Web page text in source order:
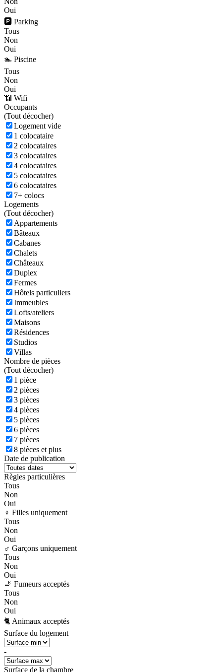
Oui
🅿️ Parking
Tous
Non
Oui
🏊 Piscine
Tous
Non
Oui
📶 Wifi
Occupants
(Tout décocher)
Logement vide
1 colocataire
2 colocataires
3 colocataires
4 colocataires
5 colocataires
6 colocataires
7+ colocs
Logements
(Tout décocher)
Appartements
Bâteaux
Cabanes
Chalets
Châteaux
Duplex
Fermes
Hôtels particuliers
Immeubles
Lofts/ateliers
Maisons
Résidences
Studios
Villas
Nombre de pièces
(Tout décocher)
1 pièce
2 pièces
3 pièces
4 pièces
5 pièces
6 pièces
7 pièces
8 pièces et plus
Date de publication
Règles particulières
Tous
Non
Oui
♀️ Filles uniquement
Tous
Non
Oui
♂️ Garçons uniquement
Tous
Non
Oui
🚬 Fumeurs acceptés
Tous
Non
Oui
🐈 Animaux acceptés
Surface du logement
-
Surface de la chambre